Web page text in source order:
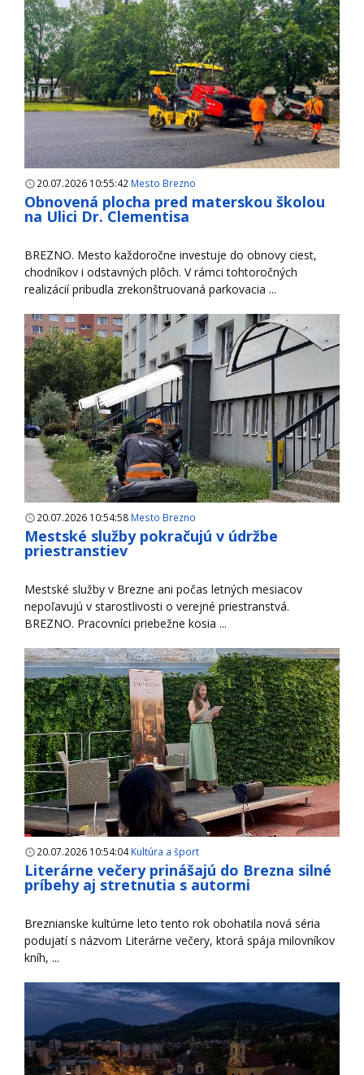
20.07.2026 10:55:42 Mesto Brezno
Obnovená plocha pred materskou školou
na Ulici Dr. Clementisa
BREZNO. Mesto každoročne investuje do obnovy ciest,
chodníkov i odstavných plôch. V rámci tohtoročných
realizácií pribudla zrekonštruovaná parkovacia ...
20.07.2026 10:54:58 Mesto Brezno
Mestské služby pokračujú v údržbe
priestranstiev
Mestské služby v Brezne ani počas letných mesiacov
nepoľavujú v starostlivosti o verejné priestranstvá.
BREZNO. Pracovníci priebežne kosia ...
20.07.2026 10:54:04Kultúra a šport
Literárne večery prinášajú do Brezna silné
príbehy aj stretnutia s autormi
Breznianske kultúrne leto tento rok obohatila nová séria
podujatí s názvom Literárne večery, ktorá spája milovníkov
kníh, ...